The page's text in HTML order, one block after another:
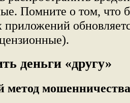
Помните о том, что
деньги «другу»
мошенничества